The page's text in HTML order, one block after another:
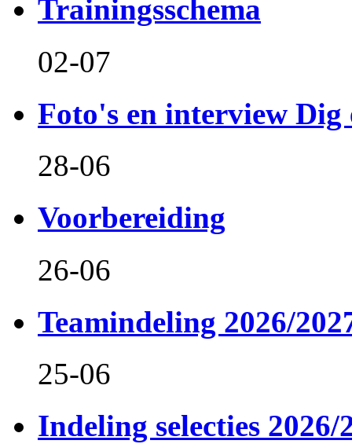
Trainingsschema
02-07
Foto's en interview Dig
28-06
Voorbereiding
26-06
Teamindeling 2026/
25-06
Indeling selecties 2026/